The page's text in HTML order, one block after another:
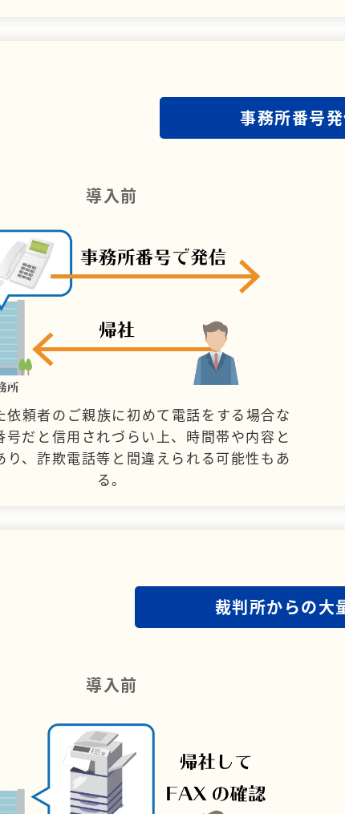
事務所番号
導入前
依頼者のご親族に初めて電話をする場合な
号だと信用されづらい上、時間帯や内容と
り、詐欺電話等と間違えられる可能性もあ
る。
裁判所からの大
導入前